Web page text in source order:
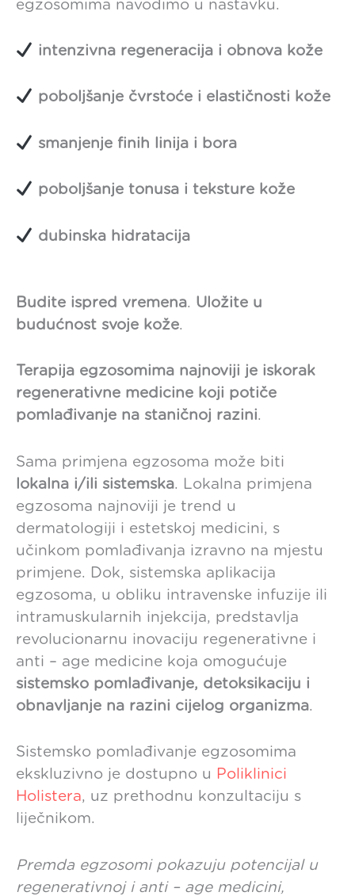
egzosomima navodimo u nastavku.
intenzivna regeneracija i obnova kože
poboljšanje čvrstoće i elastičnosti kože
smanjenje finih linija i bora
poboljšanje tonusa i teksture kože
dubinska hidratacija
Budite ispred vremena. Uložite u
budućnost svoje kože.
Terapija egzosomima najnoviji je iskorak
regenerativne medicine koji potiče
pomlađivanje na staničnoj razini.
Sama primjena egzosoma može biti
lokalna i/ili sistemska. Lokalna primjena
egzosoma najnoviji je trend u
dermatologiji i estetskoj medicini, s
učinkom pomlađivanja izravno na mjestu
primjene. Dok, sistemska aplikacija
egzosoma, u obliku intravenske infuzije ili
intramuskularnih injekcija, predstavlja
revolucionarnu inovaciju regenerativne i
anti – age medicine koja omogućuje
sistemsko pomlađivanje, detoksikaciju i
obnavljanje na razini cijelog organizma.
Sistemsko pomlađivanje egzosomima
ekskluzivno je dostupno u Poliklinici
Holistera, uz prethodnu konzultaciju s
liječnikom.
Premda egzosomi pokazuju potencijal u
regenerativnoj i anti – age medicini,